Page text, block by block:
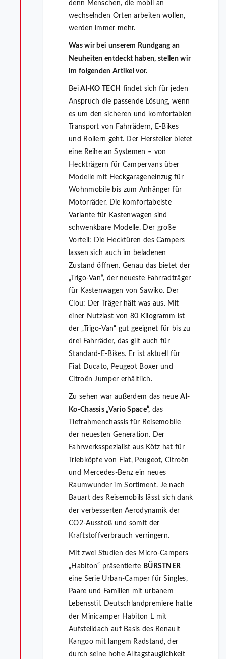
denn Menschen, die mobil an
wechselnden Orten arbeiten wollen,
werden immer mehr.
Was wir bei unserem Rundgang an
Neuheiten entdeckt haben, stellen wir
im folgenden Artikel vor.
BeiAl-KO TECH findet sich für jeden
Anspruch die passende Lösung, wenn
es um den sicheren und komfortablen
Transport von Fahrrädern, E-Bikes
und Rollern geht. Der Hersteller bietet
eine Reihe an Systemen – von
Heckträgern für Campervans über
Modelle mit Heckgarageneinzug für
Wohnmobile bis zum Anhänger für
Motorräder. Die komfortabelste
Variante für Kastenwagen sind
schwenkbare Modelle. Der große
Vorteil: Die Hecktüren des Campers
lassen sich auch im beladenen
Zustand öffnen. Genau das bietet der
„Trigo-Van“, der neueste Fahrradträger
für Kastenwagen von Sawiko. Der
Clou: Der Träger hält was aus. Mit
einer Nutzlast von 80 Kilogramm ist
der „Trigo-Van“ gut geeignet für bis zu
drei Fahrräder, das gilt auch für
Standard-E-Bikes. Er ist aktuell für
Fiat Ducato, Peugeot Boxer und
Citroën Jumper erhältlich.
Zu sehen war außerdem das neueAl-
Ko-Chassis „Vario Space“, das
Tiefrahmenchassis für Reisemobile
der neuesten Generation. Der
Fahrwerksspezialist aus Kötz hat für
Triebköpfe von Fiat, Peugeot, Citroën
und Mercedes-Benz ein neues
Raumwunder im Sortiment. Je nach
Bauart des Reisemobils lässt sich dank
der verbesserten Aerodynamik der
CO2-Ausstoß und somit der
Kraftstoffverbrauch verringern.
Mit zwei Studien des Micro-Campers
„Habiton“ präsentierte BÜRSTNER
eine Serie Urban-Camper für Singles,
Paare und Familien mit urbanem
Lebensstil. Deutschlandpremiere hatte
der Minicamper Habiton L mit
Aufstelldach auf Basis des Renault
Kangoo mit langem Radstand, der
durch seine hohe Alltagstauglichkeit